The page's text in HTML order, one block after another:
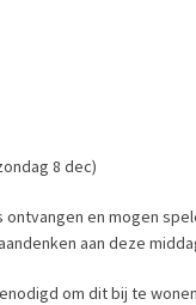
8 dec)
en mogen
aan deze
om dit bij te